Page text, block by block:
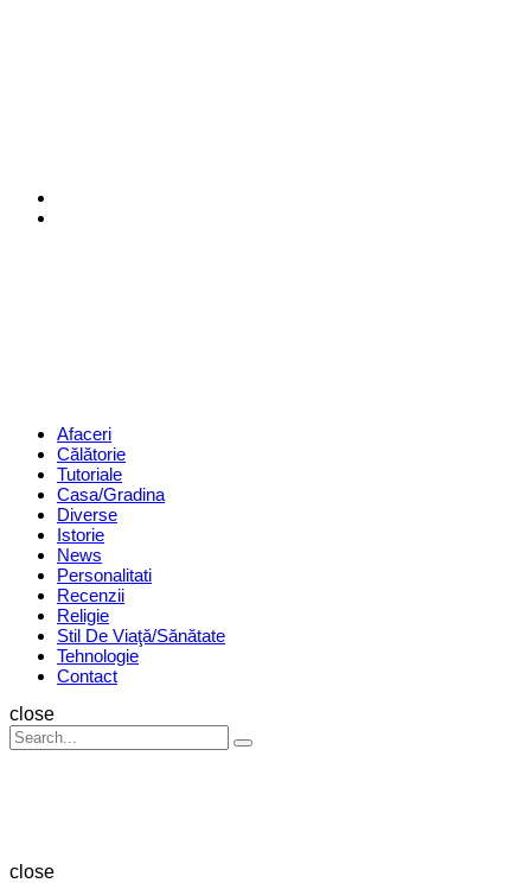
Menu Afaceri
Călătorie
Tutoriale
Casa/Gradina
Diverse
Istorie
News
Personalitati
Recenzii
Religie
Stil De Viaţă/Sănătate
Tehnologie
Contact
Search
close
Search
for:
Search
close